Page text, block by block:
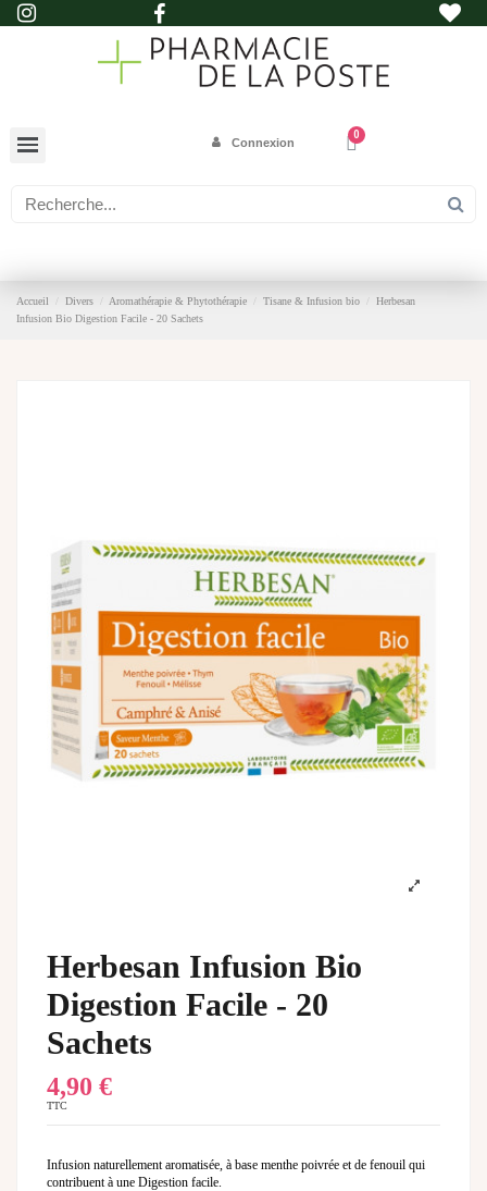
Connexion
Accueil Divers Aromathérapie & Phytothérapie Tisane & Infusion bio
Herbesan
Infusion Bio Digestion Facile - 20 Sachets
Herbesan Infusion Bio
Digestion Facile - 20
Sachets
4,90 €
TTC
Infusion naturellement aromatisée, à base menthe poivrée et de fenouil qui
contribuent à une Digestion facile.